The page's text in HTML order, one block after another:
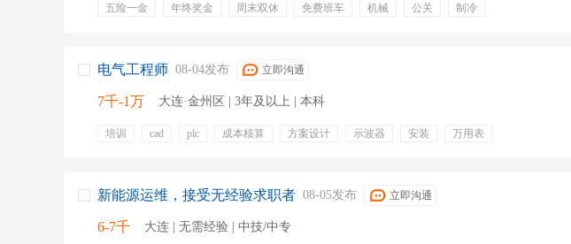
五险一金 年终奖金 周末双休 免费班车 机械 公关
制冷
电气工程师 08-04发布 立即沟通
7千-1万 大连·金州区 | 3年及以上 | 本科
培训 cad plc 成本核算 方案设计 示波器 安装
万用表
新能源运维，接受无经验求职者 08-05发布 立即沟通
6-7千 大连 | 无需经验 | 中技/中专